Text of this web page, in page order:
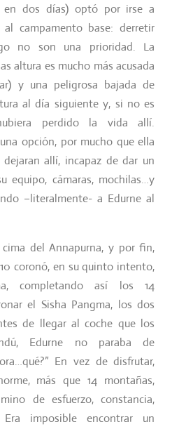
en dos días) optó por irse a
campamento base: derretir
no son una prioridad. La
altura es mucho más acusada
y una peligrosa bajada de
al día siguiente y, si no es
perdido la vida allí.
opción, por mucho que ella
allí, incapaz de dar un
equipo, cámaras, mochilas…y
–literalmente- a Edurne al
del Annapurna, y por fin,
coronó, en su quinto intento,
completando así los 14
el Sisha Pangma, los dos
de llegar al coche que los
Edurne no paraba de
En vez de disfrutar,
más que 14 montañas,
de esfuerzo, constancia,
Era imposible encontrar un